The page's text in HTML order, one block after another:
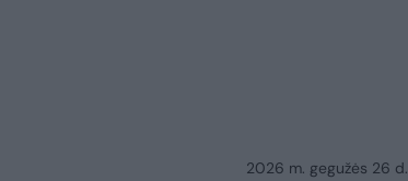
2026 m. gegužės 26 d.